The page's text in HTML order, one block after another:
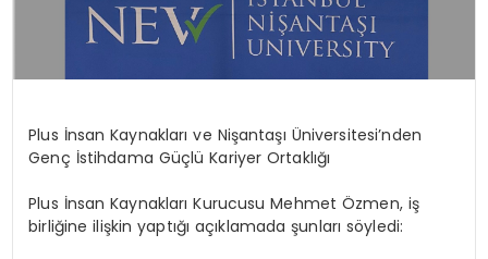
Plus İnsan Kaynakları ve Nişantaşı Üniversitesi’nden
Genç İstihdama Güçlü Kariyer Ortaklığı
Plus İnsan Kaynakları Kurucusu Mehmet Özmen, iş
birliğine ilişkin yaptığı açıklamada şunları söyledi: